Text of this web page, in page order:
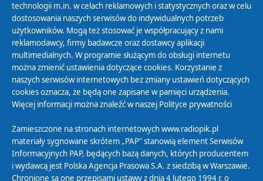
28 29 30 01 02 03 04
Polityka Prywatności
Zasady korzystania z Serwisu
Organizacje Pożytku Publicznego
Cyfryzacja DAB+
Polityka ochrony danych osobowych
Abonament
Zamówienia publiczne
technologii m.in. w celach reklamowych i statystycznych oraz w celu
dostosowania naszych serwisów do indywidualnych potrzeb
użytkowników. Mogą też stosować je współpracujący z nami
reklamodawcy, firmy badawcze oraz dostawcy aplikacji
multimedialnych. W programie służącym do obsługi internetu
można zmienić ustawienia dotyczące cookies. Korzystanie z
naszych serwisów internetowych bez zmiany ustawień dotyczących
cookies oznacza, że będą one zapisane w pamięci urządzenia.
Więcej informacji można znaleźć w naszej Polityce prywatności
Zamieszczone na stronach internetowych www.radiopik.pl
materiały sygnowane skrótem „PAP” stanowią element Serwisów
Informacyjnych PAP, będących bazą danych, których producentem
i wydawcą jest Polska Agencja Prasowa S.A. z siedzibą w Warszawie.
Chronione są one przepisami ustawy z dnia 4 lutego 1994 r. o